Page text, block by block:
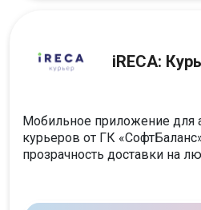
iRECA:
Мобильное приложение для
курьеров от ГК
прозрачность доставки на